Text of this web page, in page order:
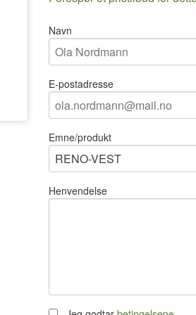
Navn
E-postadresse
Emne/produkt
Henvendelse